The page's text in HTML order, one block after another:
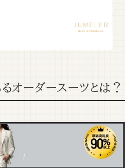
オーダースーツとは？